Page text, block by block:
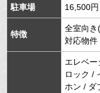
駐車場 16,500円
特徴
全室向き
対応物件
エレベ
ロック /
ホン / ダ